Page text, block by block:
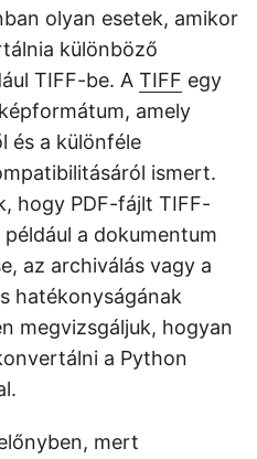
olyan esetek, amikor
különböző
TIFF-be. A TIFF egy
amely
és a különféle
ismert.
hogy PDF-fájlt TIFF-
a dokumentum
az archiválás vagy a
hatékonyságának
megvizsgáljuk, hogyan
a Python
mert